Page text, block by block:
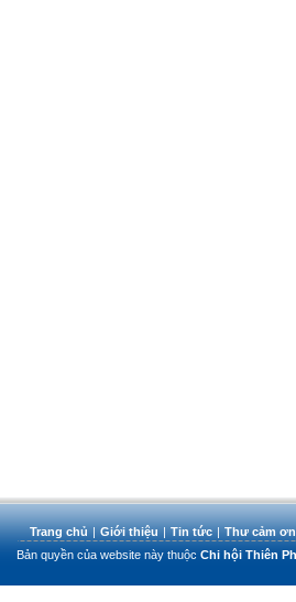
Trang chủ | Giới thiệu | Tin tức | Thư cảm ơn
Bản quyền của website này thuộcChi hội Thiên